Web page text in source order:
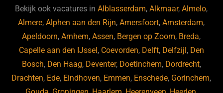
b
o
o
k
ky dI
n
Bekijk ook vacatures inAlblasserdam,Alkmaar,Almelo,
Almere,Alphen aan den Rijn,Amersfoort,Amsterdam,
Apeldoorn,Arnhem,Assen, Bergen op Zoom, Breda,
Capelle aan den IJssel , Coevorden, Delft, Delfzijl , Den
Bosch, Den Haag, Deventer, Doetinchem, Dordrecht,
Drachten, Ede, Eindhoven, Emmen, Enschede, Gorinchem,